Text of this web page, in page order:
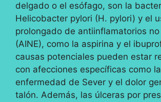
delgado o el esófago, son la
Helicobacter pylori (H. pylori) y el
prolongado de antiinflamatorios
(AINE), como la aspirina y el
causas potenciales pueden estar
con afecciones específicas como
enfermedad de Sever y el dolor
talón. Además, las úlceras por